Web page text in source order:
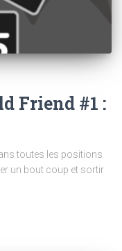
Friend #1 :
toutes les positions
un bout coup et sortir